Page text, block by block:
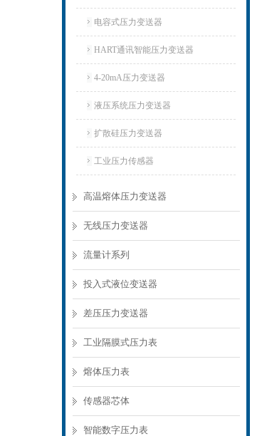
电容式压力变送器
HART通讯智能压力变送器
4-20mA压力变送器
液压系统压力变送器
扩散硅压力变送器
工业压力传感器
高温熔体压力变送器
无线压力变送器
流量计系列
投入式液位变送器
差压压力变送器
工业隔膜式压力表
熔体压力表
传感器芯体
智能数字压力表